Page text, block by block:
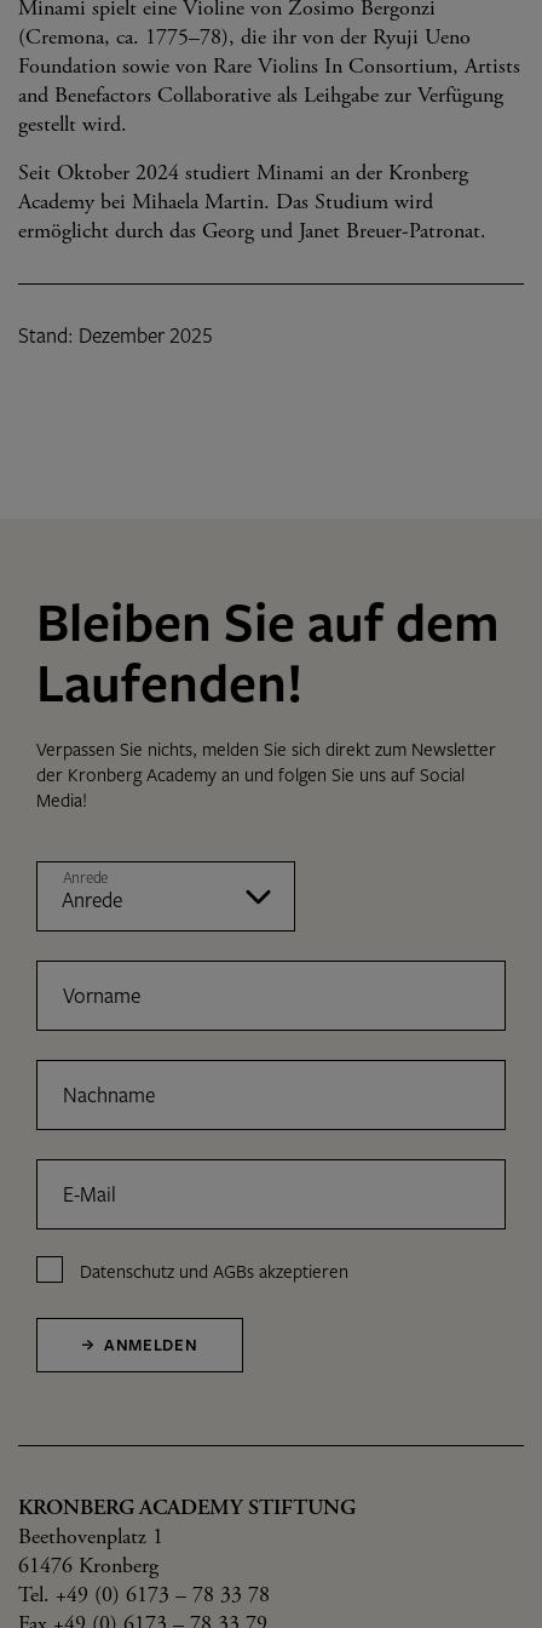
Minami spielt eine Violine von Zosimo Bergonzi
(Cremona, ca. 1775–78), die ihr von der Ryuji Ueno
Foundation sowie von Rare Violins In Consortium, Artists
and Benefactors Collaborative als Leihgabe zur Verfügung
gestellt wird.
Seit Oktober 2024 studiert Minami an der Kronberg
Academy bei Mihaela Martin. Das Studium wird
ermöglicht durch das Georg und Janet Breuer-Patronat.
Stand: Dezember 2025
Bleiben Sie auf dem
Laufenden!
Verpassen Sie nichts, melden Sie sich direkt zum Newsletter
der Kronberg Academy an und folgen Sie uns auf Social
Media!
Anrede
Vorname
Nachname
E-Mail
Datenschutz undAGBs akzeptieren
ANMELDEN
KRONBERG ACADEMY STIFTUNG
Beethovenplatz 1
61476 Kronberg
Tel. +49 (0) 6173 – 78 33 78